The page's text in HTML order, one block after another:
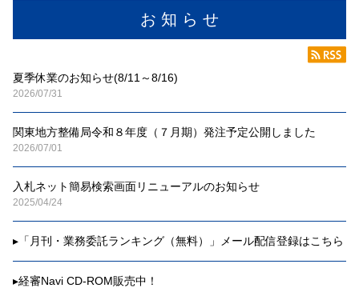
お 知 ら せ
夏季休業のお知らせ(8/11～8/16)
2026/07/31
関東地方整備局令和８年度（７月期）発注予定公開しました
2026/07/01
入札ネット簡易検索画面リニューアルのお知らせ
2025/04/24
▸ 「月刊・業務委託ランキング（無料）」メール配信登録はこちら
▸経審Navi CD-ROM販売中！